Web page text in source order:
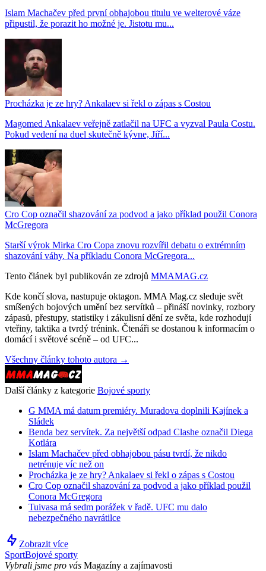
Islam Machačev před první obhajobou titulu ve welterové váze
připustil, že porazit ho možné je. Jistotu mu...
Procházka je ze hry? Ankalaev si řekl o zápas s Costou
Magomed Ankalaev veřejně zatlačil na UFC a vyzval Paula Costu.
Pokud vedení na duel skutečně kývne, Jiří...
Cro Cop označil shazování za podvod a jako příklad použil Conora
McGregora
Starší výrok Mirka Cro Copa znovu rozvířil debatu o extrémním
shazování váhy. Na příkladu Conora McGregora...
Tento článek byl publikován ze zdrojů MMAMAG.cz
Kde končí slova, nastupuje oktagon. MMA Mag.cz sleduje svět
smíšených bojových umění bez servítků – přináší novinky, rozbory
zápasů, přestupy, statistiky i zákulisní dění ze světa, kde rozhodují
vteřiny, taktika a tvrdý trénink. Čtenáři se dostanou k informacím o
domácí i světové scéně – od UFC...
Všechny články tohoto autora →
Další články z kategorie Bojové sporty
G MMA má datum premiéry. Muradova doplnili Kajínek a
Sládek
Benda bez servítek. Za největší odpad Clashe označil Diega
Kotlára
Islam Machačev před obhajobou pásu tvrdí, že nikdo
netrénuje víc než on
Procházka je ze hry? Ankalaev si řekl o zápas s Costou
Cro Cop označil shazování za podvod a jako příklad použil
Conora McGregora
Tuivasa má sedm porážek v řadě. UFC mu dalo
nebezpečného navrátilce
Zobrazit více
SportBojové sporty
Vybrali jsme pro vás Magazíny a zajímavosti